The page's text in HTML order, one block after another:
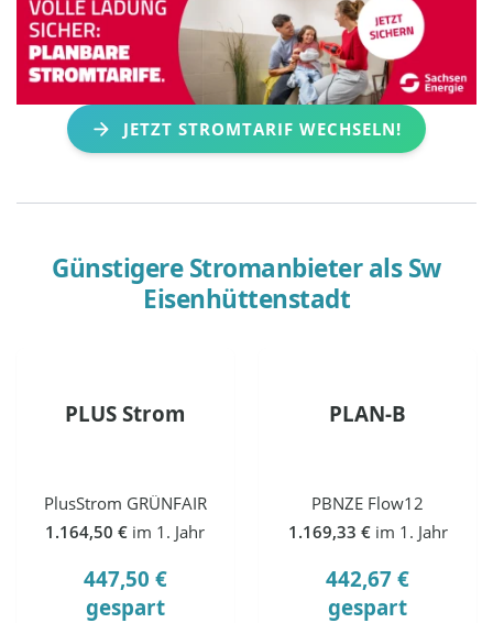
JETZT STROMTARIF WECHSELN!
Günstigere Stromanbieter alsSw
Eisenhüttenstadt
PLUS Strom
PlusStrom GRÜNFAIR
1.164,50 € im 1. Jahr
447,50 €
gespart
PLAN-B
PBNZE Flow12
1.169,33 € im 1. Jahr
442,67 €
gespart